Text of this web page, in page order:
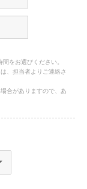
をお選びください。
、担当者よりご連絡さ
合がありますので、あ